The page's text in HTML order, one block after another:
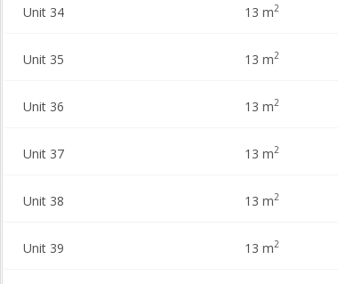
Unit 34 13 m2
Unit 35 13 m2
Unit 36 13 m2
Unit 37 13 m2
Unit 38 13 m2
Unit 39 13 m2